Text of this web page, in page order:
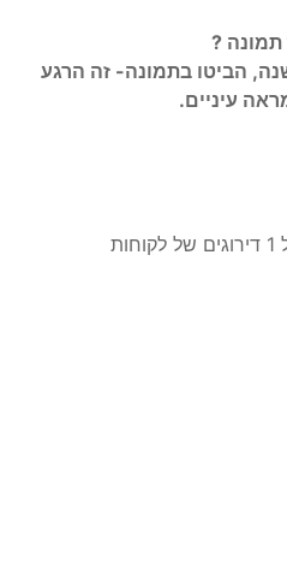
1 דירוגים של לקוחות
תמונה ?
הביטו בתמונה- זה הרגע
עיניים.